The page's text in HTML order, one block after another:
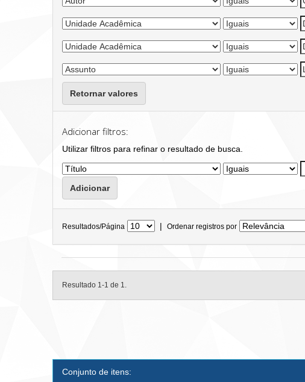
Retornar valores
Adicionar filtros:
Utilizar filtros para refinar o resultado de busca.
Resultados/Página | Ordenar registros por
Resultado 1-1 de 1.
Conjunto de itens: